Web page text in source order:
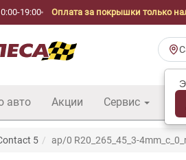
19:00 Оплата за покрышки только
авто Акции Сервис
5 ap/0 R20_265_45_3-